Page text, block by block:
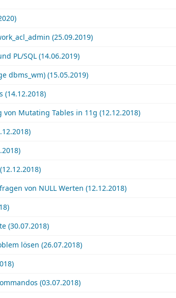
(25.09.2019)
PL/SQL (14.06.2019)
dbms_wm) (15.05.2019)
(14.12.2018)
Mutating Tables in 11g (12.12.2018)
von NULL Werten (12.12.2018)
(30.07.2018)
lösen (26.07.2018)
(03.07.2018)